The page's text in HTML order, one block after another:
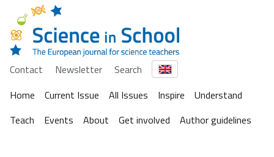
Contact Newsletter
Search
Home
Current Issue All Issues Inspire
Understand
Teach
Events About Get involved Author guidelines